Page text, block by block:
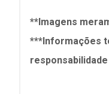
**Imagens
***Informações